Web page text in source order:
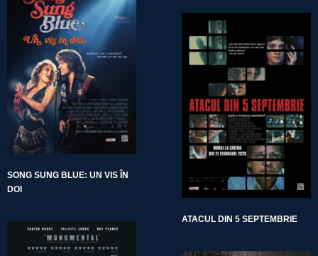
SONG SUNG BLUE: UN VIS ÎN
DOI
ATACUL DIN 5 SEPTEMBRIE